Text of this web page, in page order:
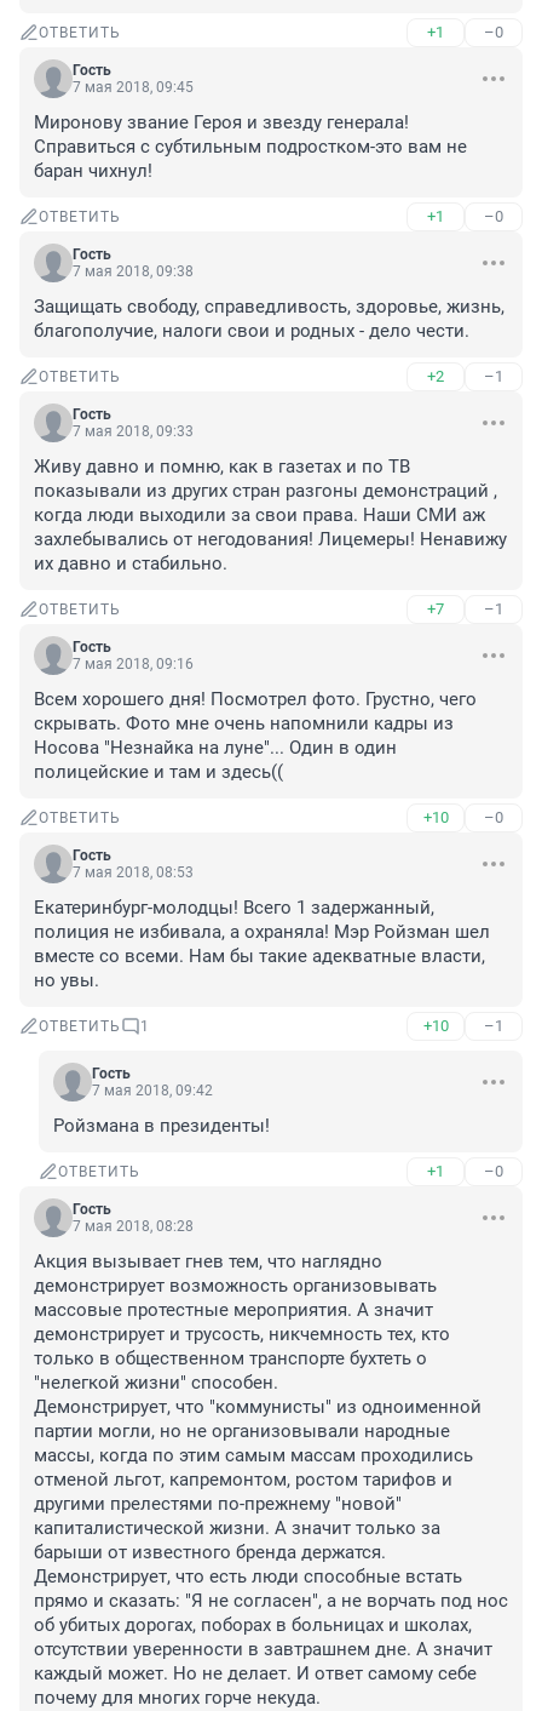
ОТВЕТИТЬ +1 –0
Гость
7 мая 2018, 09:45
Миронову звание Героя и звезду генерала!
Справиться с субтильным подростком-это вам не
баран чихнул!
ОТВЕТИТЬ +1 –0
Гость
7 мая 2018, 09:38
Защищать свободу, справедливость, здоровье, жизнь,
благополучие, налоги свои и родных - дело чести.
ОТВЕТИТЬ +2 –1
Гость
7 мая 2018, 09:33
Живу давно и помню, как в газетах и по ТВ
показывали из других стран разгоны демонстраций ,
когда люди выходили за свои права. Наши СМИ аж
захлебывались от негодования! Лицемеры! Ненавижу
их давно и стабильно.
ОТВЕТИТЬ +7 –1
Гость
7 мая 2018, 09:16
Всем хорошего дня! Посмотрел фото. Грустно, чего
скрывать. Фото мне очень напомнили кадры из
Носова "Незнайка на луне"... Один в один
полицейские и там и здесь((
ОТВЕТИТЬ +10 –0
Гость
7 мая 2018, 08:53
Екатеринбург-молодцы! Всего 1 задержанный,
полиция не избивала, а охраняла! Мэр Ройзман шел
вместе со всеми. Нам бы такие адекватные власти,
но увы.
ОТВЕТИТЬ 1 +10 –1
Гость
7 мая 2018, 09:42
Ройзмана в президенты!
ОТВЕТИТЬ +1 –0
Гость
7 мая 2018, 08:28
Акция вызывает гнев тем, что наглядно
демонстрирует возможность организовывать
массовые протестные мероприятия. А значит
демонстрирует и трусость, никчемность тех, кто
только в общественном транспорте бухтеть о
"нелегкой жизни" способен.
Демонстрирует, что "коммунисты" из одноименной
партии могли, но не организовывали народные
массы, когда по этим самым массам проходились
отменой льгот, капремонтом, ростом тарифов и
другими прелестями по-прежнему "новой"
капиталистической жизни. А значит только за
барыши от известного бренда держатся.
Демонстрирует, что есть люди способные встать
прямо и сказать: "Я не согласен", а не ворчать под нос
об убитых дорогах, поборах в больницах и школах,
отсутствии уверенности в завтрашнем дне. А значит
каждый может. Но не делает. И ответ самому себе
почему для многих горче некуда.